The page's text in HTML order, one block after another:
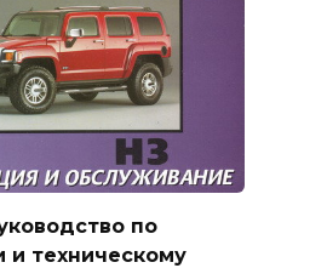
по
и техническому